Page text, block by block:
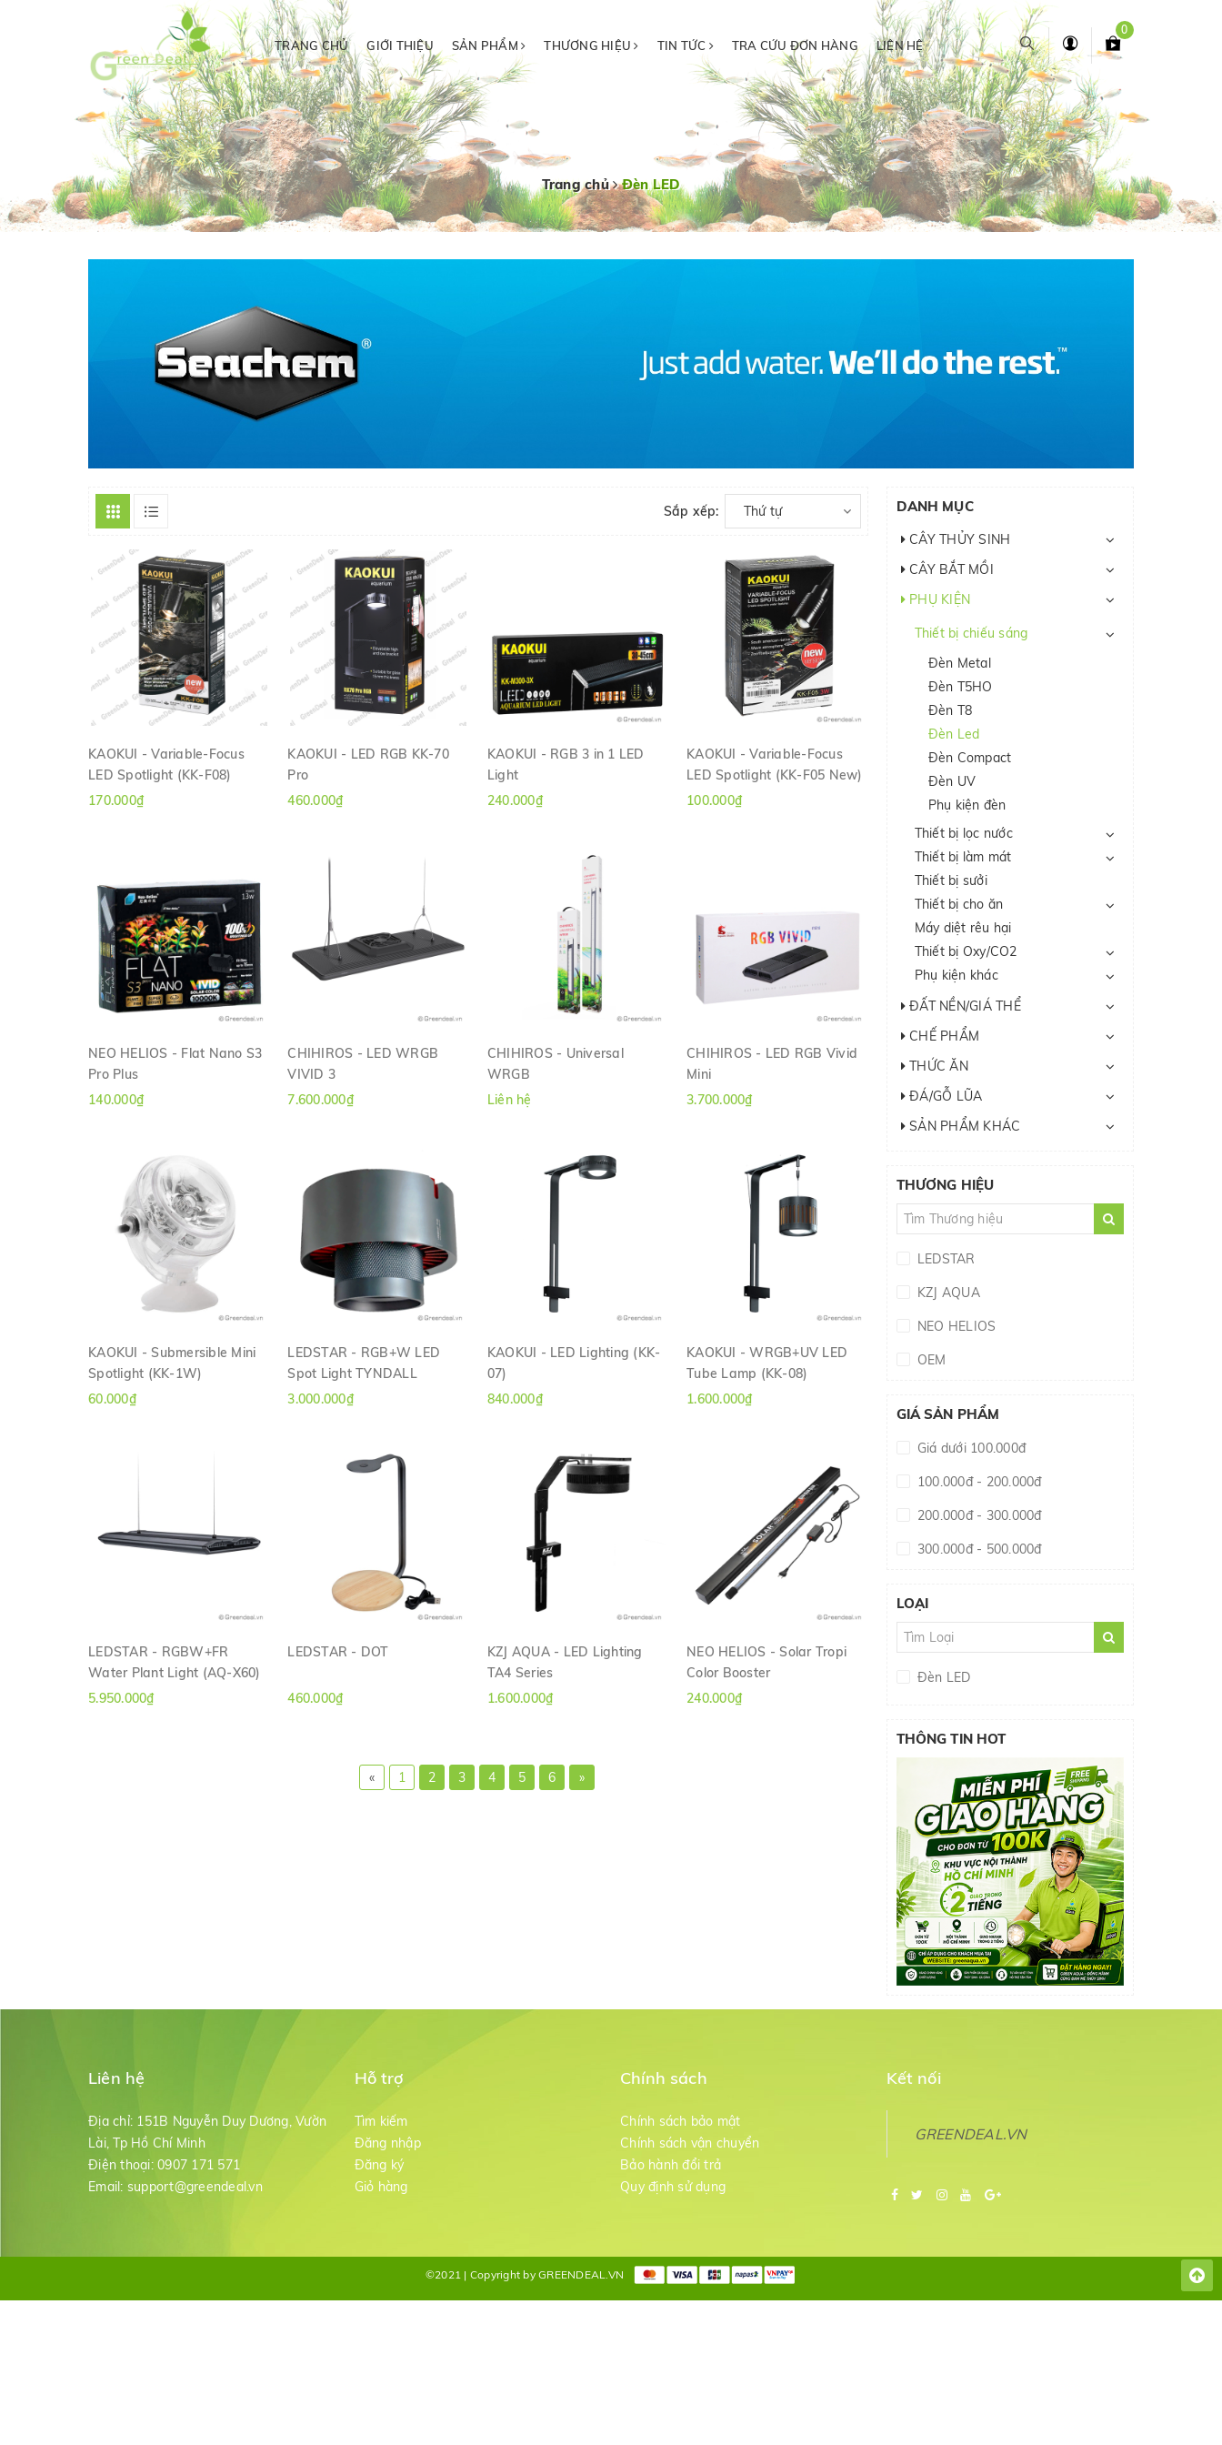
TRANG CHỦ GIỚI THIỆU SẢN PHẨM THƯƠNG HIỆU TIN TỨC TRA CỨU ĐƠN HÀNG LIÊN HỆ
0
Trang chủ Đèn LED
Sắp xếp: Thứ tự
KAOKUI - Variable-Focus
LED Spotlight (KK-F08)
170.000₫
KAOKUI - LED RGB KK-70
Pro
460.000₫
KAOKUI - RGB 3 in 1 LED
Light
240.000₫
KAOKUI - Variable-Focus
LED Spotlight (KK-F05 New)
100.000₫
NEO HELIOS - Flat Nano S3
Pro Plus
140.000₫
XEM NHANH
CHIHIROS - LED WRGB
VIVID 3
7.600.000₫
CHIHIROS - Universal
WRGB
Liên hệ
XEM NHANH
CHIHIROS - LED RGB Vivid
Mini
3.700.000₫
KAOKUI - Submersible Mini
Spotlight (KK-1W)
60.000₫
XEM NHANH
LEDSTAR - RGB+W LED
Spot Light TYNDALL
3.000.000₫
KAOKUI - LED Lighting (KK-
07)
840.000₫
XEM NHANH
KAOKUI - WRGB+UV LED
Tube Lamp (KK-08)
1.600.000₫
XEM NHANH
LEDSTAR - RGBW+FR
Water Plant Light (AQ-X60)
5.950.000₫
LEDSTAR - DOT
460.000₫ XEM NHANH
KZJ AQUA - LED Lighting
TA4 Series
1.600.000₫
NEO HELIOS - Solar Tropi
Color Booster
240.000₫
« 1 2 3 4 5 6 »
DANH MỤC
CÂY THỦY SINH
CÂY BẮT MỒI
PHỤ KIỆN
Thiết bị chiếu sáng
Đèn Metal
Đèn T5HO
Đèn T8
Đèn Led
Đèn Compact
Đèn UV
Phụ kiện đèn
Thiết bị lọc nước
Thiết bị làm mát
Thiết bị sưởi
Thiết bị cho ăn
Máy diệt rêu hại
Thiết bị Oxy/CO2
Phụ kiện khác
ĐẤT NỀN/GIÁ THỂ
CHẾ PHẨM
THỨC ĂN
ĐÁ/GỖ LŨA
SẢN PHẨM KHÁC
THƯƠNG HIỆU
LEDSTAR
KZJ AQUA
NEO HELIOS
OEM
XUANMEILONG
JENECA
EBI VN
AQUABLUE
UP AQUA
XINMA
CHIHIROS
AQUAEL
GIÁ SẢN PHẨM
Giá dưới 100.000đ
100.000đ - 200.000đ
200.000đ - 300.000đ
300.000đ - 500.000đ
Giá trên 1.000.000đ
LOẠI
Đèn LED
THÔNG TIN HOT
Liên hệ
Địa chỉ: 151B Nguyễn Duy Dương, Vườn
Lài, Tp Hồ Chí Minh
Điện thoại: 0907 171 571
Email: support@greendeal.vn
Hỗ trợ
Tìm kiếm
Đăng nhập
Đăng ký
Giỏ hàng
Chính sách
Chính sách bảo mật
Chính sách vận chuyển
Bảo hành đổi trả
Quy định sử dụng
Kết nối
GREENDEAL.VN
©2021 | Copyright by GREENDEAL.VN